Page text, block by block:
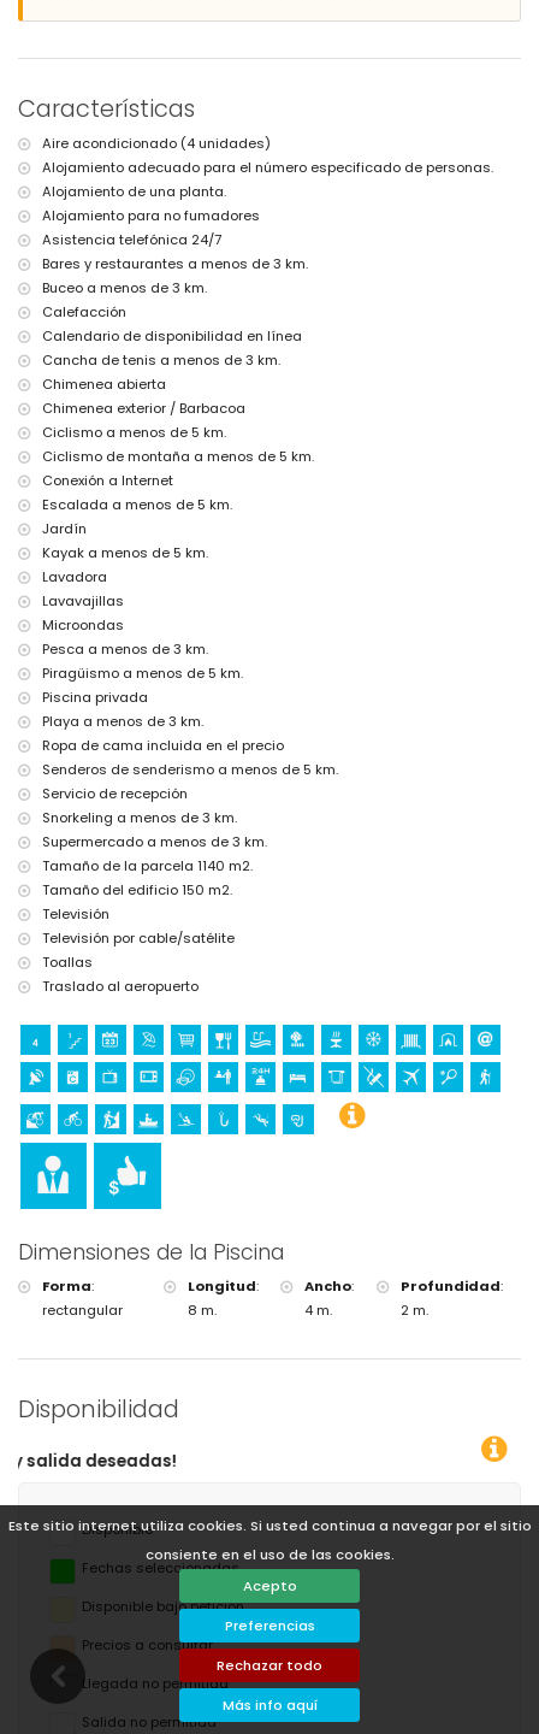
Este sitio internet utiliza cookies. Si usted continua a navegar por el sitio
consiente en el uso de las cookies.
Acepto
Preferencias
Rechazar todo
Más info aquí
kilómetros de la villa)
villa)
la villa)
aeropuerto más cercano: Alicante (a menos de 100 kilómetros de
la villa)
segundo aeropuerto más cercano: Valencia (> 100 kilómetros)
prohibido fumar
no se permiten mascotas
El alojamiento es muy adecuado para familias con niños
Instalaciones y servicios incluidos en el precio del alquiler de la
internet (WiFi)
aspiradora y plancha con tabla de planchar
ropa de cama y toallas
servicio de recepción y servicio de emergencia 24 horas
calefacción por aire y aire acondicionado
Instalaciones y servicios con coste adicional
servicio de aeropuerto
cama extra y cuna (bajo demanda)
Entretenimiento y actividades de ocio para sus vacaciones en
Jávea, Costa Blanca
discoteca, bar, paseo marítimo (El Arenal y Jávea) (a menos de 5
kilómetros de la casa)
Lugares de interés y cultura en Jávea, Costa Blanca
museo (Histórico de Jávea, Jávea), iglesia (Virgen de Loreto,
Puerto, Jávea), ruina (Molinos de Viento, Jávea), monumento
(Pueblo de Jávea, Jávea), edificio arquitectónico (Pueblo de
Jávea, Jávea), sitio histórico (Pueblo de Jávea y Jávea) (a menos
de 10 kilómetros del alojamiento)
palacio (Palacio Real, Valencia), castillo (Portal de la Vila y Denia)
(a menos de 25 kilómetros del alojamiento)
Deportes
tenis, senderismo, ciclismo de montaña, ciclismo, escalada,
piragüismo, kayak, pesca, buceo y snorkel (a menos de 5
kilómetros de la villa)
golf (Club de Golf, Jávea) y equitación (a menos de 10 kilómetros
de la villa)
Características
Aire acondicionado (4 unidades)
Alojamiento adecuado para el número especificado de personas.
Alojamiento de una planta.
Alojamiento para no fumadores
Asistencia telefónica 24/7
Bares y restaurantes a menos de 3 km.
Buceo a menos de 3 km.
Calefacción
Calendario de disponibilidad en línea
Cancha de tenis a menos de 3 km.
Chimenea abierta
Chimenea exterior / Barbacoa
Ciclismo a menos de 5 km.
Ciclismo de montaña a menos de 5 km.
Conexión a Internet
Escalada a menos de 5 km.
Jardín
Kayak a menos de 5 km.
Lavadora
Lavavajillas
Microondas
Pesca a menos de 3 km.
Piragüismo a menos de 5 km.
Piscina privada
Playa a menos de 3 km.
Ropa de cama incluida en el precio
Senderos de senderismo a menos de 5 km.
Servicio de recepción
Snorkeling a menos de 3 km.
Supermercado a menos de 3 km.
Tamaño de la parcela 1140 m2.
Tamaño del edificio 150 m2.
Televisión
Televisión por cable/satélite
Toallas
Traslado al aeropuerto
Dimensiones de la Piscina
Forma:
rectangular
Longitud:
8 m.
Ancho:
4 m.
Profundidad:
2 m.
Disponibilidad
¡Puede calcular el precio
Disponible
Fechas seleccionadas
Disponible bajo petición
Precios a consultar
Llegada no permitida
Salida no permitida